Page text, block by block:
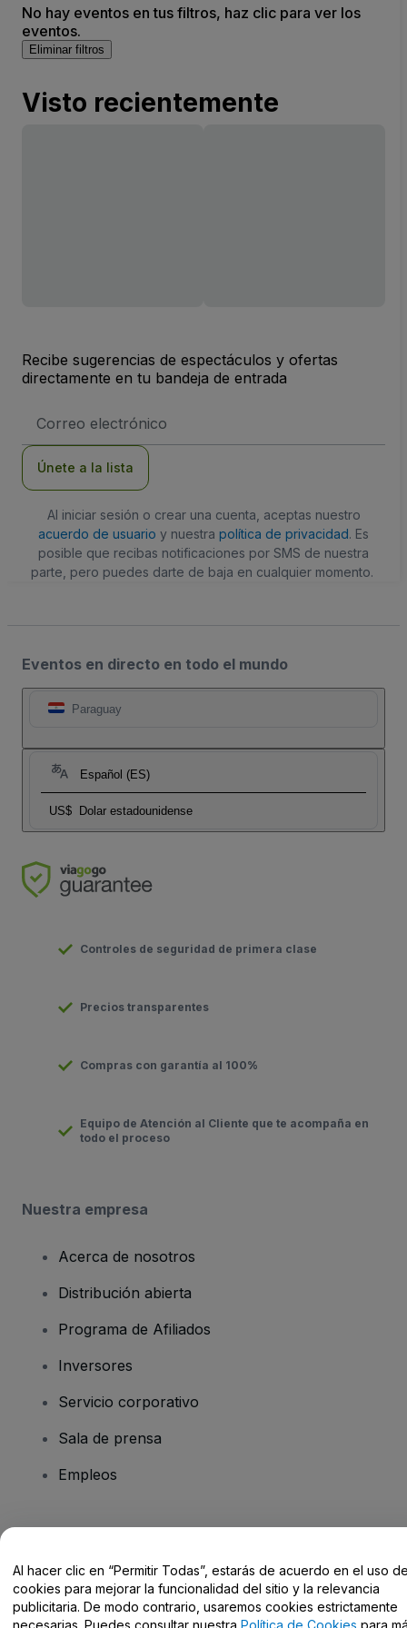
No hay eventos en tus filtros, haz clic para ver los
eventos.
Eliminar filtros
Visto recientemente
Recibe sugerencias de espectáculos y ofertas
directamente en tu bandeja de entrada
de
Únete a la lista
Al iniciar sesión o crear una cuenta, aceptas nuestro
acuerdo de usuario y nuestra política de privacidad. Es
posible que recibas notificaciones por SMS de nuestra
parte, pero puedes darte de baja en cualquier momento.
Eventos en directo en todo el mundo
Paraguay
Español (ES)
US$ Dolar estadounidense
Controles de seguridad de primera clase
Precios transparentes
Compras con garantía al 100%
Equipo de Atención al Cliente que te acompaña en
todo el proceso
Nuestra empresa
Acerca de nosotros
Distribución abierta
Programa de Afiliados
Inversores
Servicio corporativo
Sala de prensa
Empleos
Centro de Ayuda / Contacto
Al hacer clic en “Permitir Todas”, estarás de acuerdo en el uso
cookies para mejorar la funcionalidad del sitio y la relevancia
publicitaria. De modo contrario, usaremos cookies estrictamente
necesarias. Puedes consultar nuestra Política de Cookies para